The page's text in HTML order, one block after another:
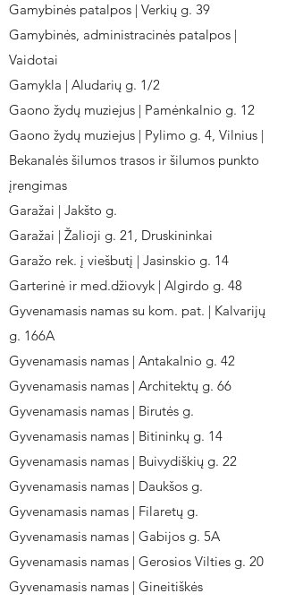
Gamybinės patalpos | Verkių g. 39
Gamybinės, administracinės patalpos |
Vaidotai
Gamykla | Aludarių g. 1/2
Gaono žydų muziejus | Pamėnkalnio g. 12
Gaono žydų muziejus | Pylimo g. 4, Vilnius |
Bekanalės šilumos trasos ir šilumos punkto
įrengimas
Garažai | Jakšto g.
Garažai | Žalioji g. 21, Druskininkai
Garažo rek. į viešbutį | Jasinskio g. 14
Garterinė ir med.džiovyk | Algirdo g. 48
Gyvenamasis namas su kom. pat. | Kalvarijų
g. 166A
Gyvenamasis namas | Antakalnio g. 42
Gyvenamasis namas | Architektų g. 66
Gyvenamasis namas | Birutės g.
Gyvenamasis namas | Bitininkų g. 14
Gyvenamasis namas | Buivydiškių g. 22
Gyvenamasis namas | Daukšos g.
Gyvenamasis namas | Filaretų g.
Gyvenamasis namas | Gabijos g. 5A
Gyvenamasis namas | Gerosios Vilties g. 20
Gyvenamasis namas | Gineitiškės